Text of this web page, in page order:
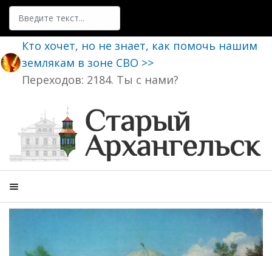
Поиск
Кто хочет, но не знает, как помочь нашим
землякам в зоне СВО >>
Переходов: 2184. Ты с нами?